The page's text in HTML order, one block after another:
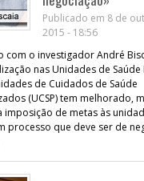
Publicado em 8 de
2015 - 18:56
com o investigador André
nas Unidades de Saúde
de Cuidados de Saúde
(UCSP) tem melhorado,
imposição de metas às
processo que deve ser de